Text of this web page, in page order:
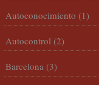
Autoconocimiento (1)
Autocontrol (2)
Barcelona (3)